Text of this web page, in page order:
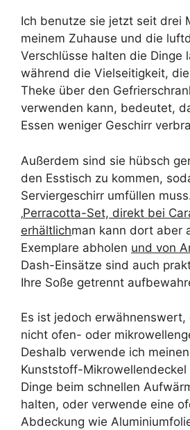
Ich benutze sie jetzt seit drei
meinem Zuhause und die
Verschlüsse halten die Dinge
während die Vielseitigkeit,
Theke über den
verwenden kann, bedeutet,
Essen weniger Geschirr
Außerdem sind sie hübsch
den Esstisch zu kommen,
Serviergeschirr umfüllen
‚Perracotta-Set, direkt bei
erhältlichman kann dort aber
Exemplare abholen und von
Dash-Einsätze sind auch
Ihre Soße getrennt
Es ist jedoch erwähnenswert,
nicht ofen- oder
Deshalb verwende ich
Kunststoff-Mikrowellendeckel
Dinge beim schnellen
halten, oder verwende eine
Abdeckung wie